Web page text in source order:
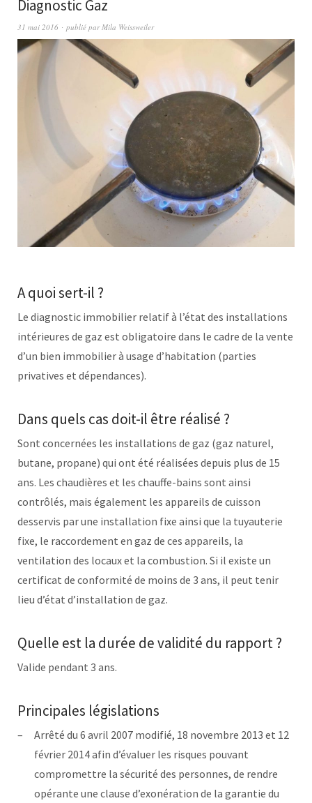
Diagnostic Gaz
31 mai 2016 publié par Mila Weissweiler
A quoi sert-il ?
Le diagnostic immobilier relatif à l’état des installations
intérieures de gaz est obligatoire dans le cadre de la vente
d’un bien immobilier à usage d’habitation (parties
privatives et dépendances).
Dans quels cas doit-il être réalisé ?
Sont concernées les installations de gaz (gaz naturel,
butane, propane) qui ont été réalisées depuis plus de 15
ans. Les chaudières et les chauffe-bains sont ainsi
contrôlés, mais également les appareils de cuisson
desservis par une installation fixe ainsi que la tuyauterie
fixe, le raccordement en gaz de ces appareils, la
ventilation des locaux et la combustion. Si il existe un
certificat de conformité de moins de 3 ans, il peut tenir
lieu d’état d’installation de gaz.
Quelle est la durée de validité du rapport ?
Valide pendant 3 ans.
Principales législations
Arrêté du 6 avril 2007 modifié, 18 novembre 2013 et 12
février 2014 afin d’évaluer les risques pouvant
compromettre la sécurité des personnes, de rendre
opérante une clause d’exonération de la garantie du